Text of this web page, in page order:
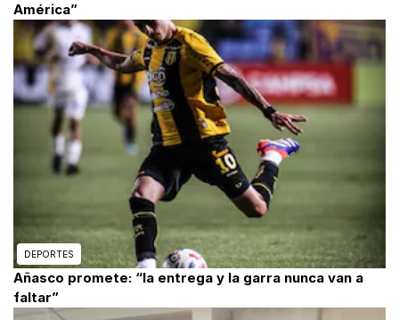
América”
DEPORTES
Añasco promete: “la entrega y la garra nunca van a
faltar”